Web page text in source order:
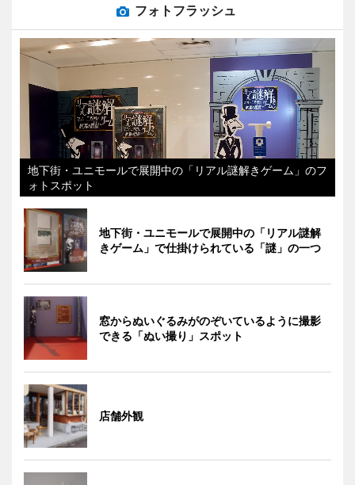
フォトフラッシュ
地下街・ユニモールで展開中の「リアル謎解きゲーム」のフ
ォトスポット
地下街・ユニモールで展開中の「リアル謎解
きゲーム」で仕掛けられている「謎」の一つ
窓からぬいぐるみがのぞいているように撮影
できる「ぬい撮り」スポット
店舗外観